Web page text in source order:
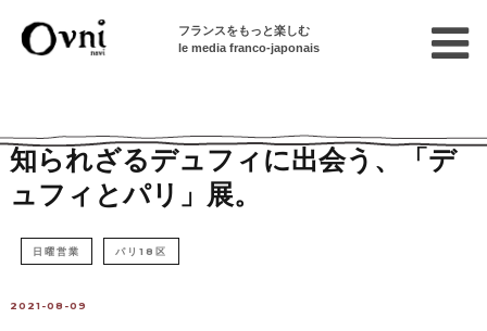
フランスをもっと楽しむ
le media franco-japonais
知られざるデュフィに出会う、「デ
ュフィとパリ」展。
日曜営業 パリ18区
2021-08-09